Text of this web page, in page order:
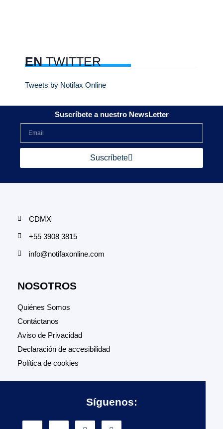
ENTWITTER
Tweets by Notifax Online
Suscríbete a nuestro NewsLetter
Suscríbete
CDMX
+55 3908 3815
info@notifaxonline.com
NOSOTROS
Quiénes Somos
Contáctanos
Aviso de Privacidad
Declaración de accesibilidad
Política de cookies
Síguenos: